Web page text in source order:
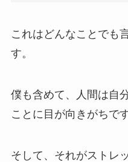
これはどんなことでも
す。
僕も含めて、人間は自
ことに目が向きがちです
そして、それがストレ